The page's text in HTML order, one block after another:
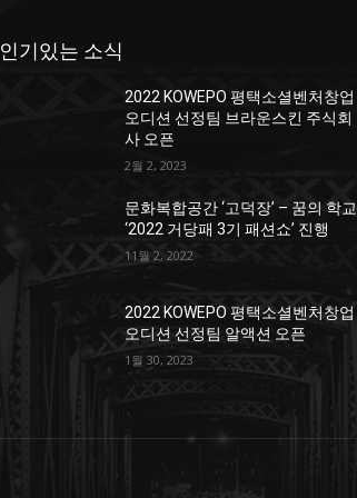
인기있는 소식
2022 KOWEPO 평택소셜벤처창업
오디션 선정팀 브라운스킨 주식회
사 오픈
2월 2, 2023
문화복합공간 ‘고덕장’ – 꿈의 학교
‘2022 거당패 3기 패션쇼’ 진행
11월 2, 2022
2022 KOWEPO 평택소셜벤처창업
오디션 선정팀 알액션 오픈
1월 30, 2023